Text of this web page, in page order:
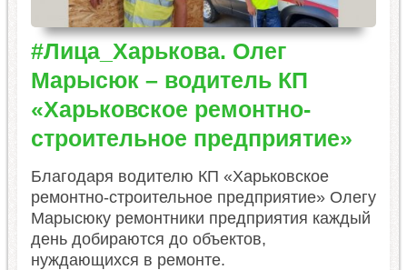
#Лица_Харькова. Олег
Марысюк – водитель КП
«Харьковское ремонтно-
строительное предприятие»
Благодаря водителю КП «Харьковское
ремонтно-строительное предприятие» Олегу
Марысюку ремонтники предприятия каждый
день добираются до объектов,
нуждающихся в ремонте.